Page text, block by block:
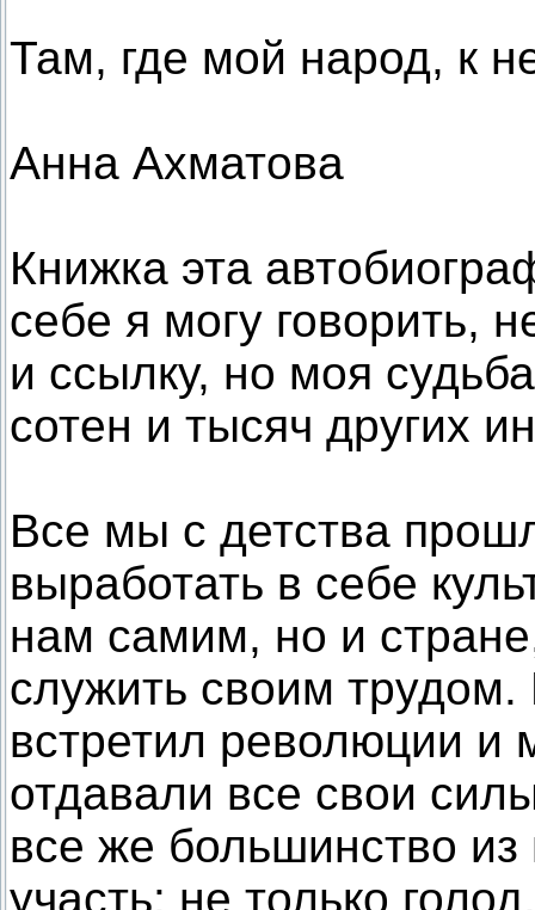
Там, где мой народ, к
Анна Ахматова
Книжка эта
себе я могу говорить,
и ссылку, но моя
сотен и тысяч других
Все мы с детства
выработать в себе
нам самим, но и
служить своим
встретил революции и
отдавали все свои
все же большинство
участь: не только